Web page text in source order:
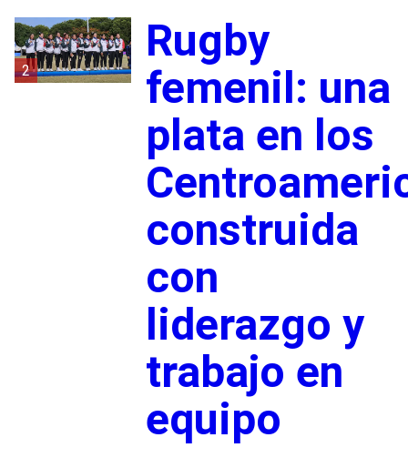
2
Rugby
femenil: una
plata en los
construida
con
liderazgo y
trabajo en
equipo